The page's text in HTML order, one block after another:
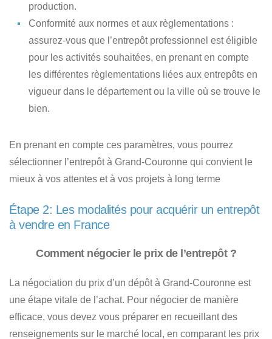
production.
Conformité aux normes et aux règlementations :
assurez-vous que l’entrepôt professionnel est éligible
pour les activités souhaitées, en prenant en compte
les différentes règlementations liées aux entrepôts en
vigueur dans le département ou la ville où se trouve le
bien.
En prenant en compte ces paramètres, vous pourrez
sélectionner l’entrepôt à Grand-Couronne qui convient le
mieux à vos attentes et à vos projets à long terme
Étape 2: Les modalités pour acquérir un entrepôt
à vendre en France
Comment négocier le prix de l’entrepôt ?
La négociation du prix d’un dépôt à Grand-Couronne est
une étape vitale de l’achat. Pour négocier de manière
efficace, vous devez vous préparer en recueillant des
renseignements sur le marché local, en comparant les prix